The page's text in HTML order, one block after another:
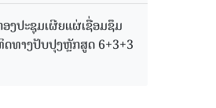
ງປະຊຸມເຜີຍແຜ່ເຊື່ອມຊຶມ
ທາງປັບປຸງຫຼັກສູດ 6+3+3